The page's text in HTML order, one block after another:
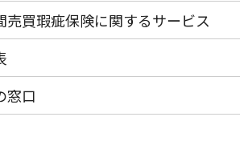
売買瑕疵保険に関するサービス
窓口